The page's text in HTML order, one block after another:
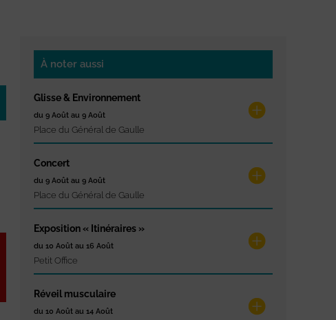
À noter aussi
Glisse & Environnement
du 9 Août au 9 Août
Place du Général de Gaulle
Concert
du 9 Août au 9 Août
Place du Général de Gaulle
Exposition « Itinéraires »
du 10 Août au 16 Août
Petit Office
Réveil musculaire
du 10 Août au 14 Août